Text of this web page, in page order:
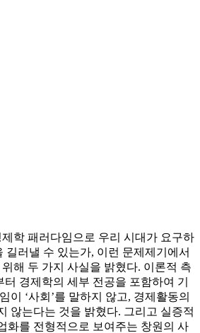
학 패러다임으로 우리 시대가 요구하
길러낼 수 있는가, 이런 문제제기에서
해 두 가지 사실을 밝혔다. 이론적 측
경제학의 세부 전공을 포함하여 기
이 ‘사회’를 말하지 않고, 경제활동의
않는다는 것을 밝혔다. 그리고 실증적
화를 전형적으로 보여주는 창원의 사